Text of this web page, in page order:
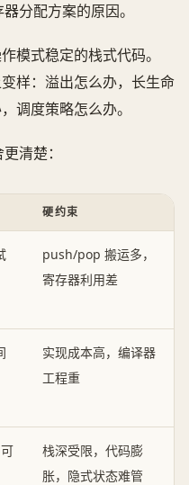
分配方案的原因。
模式稳定的栈式代码。
样：溢出怎么办，长生命
调度策略怎么办。
清楚：
硬约束
push/pop 搬运多，
寄存器利用差
实现成本高，编译器
工程重
栈深受限，代码膨
胀，隐式状态难管